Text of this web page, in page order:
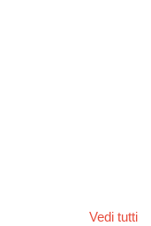
Vedi tutti